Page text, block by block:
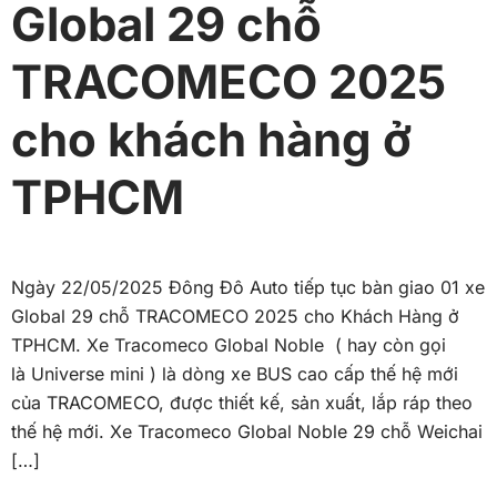
Global 29 chỗ
TRACOMECO 2025
cho khách hàng ở
TPHCM
Ngày 22/05/2025 Đông Đô Auto tiếp tục bàn giao 01 xe
Global 29 chỗ TRACOMECO 2025 cho Khách Hàng ở
TPHCM. Xe Tracomeco Global Noble ( hay còn gọi
là Universe mini ) là dòng xe BUS cao cấp thế hệ mới
của TRACOMECO, được thiết kế, sản xuất, lắp ráp theo
thế hệ mới. Xe Tracomeco Global Noble 29 chỗ Weichai
[…]